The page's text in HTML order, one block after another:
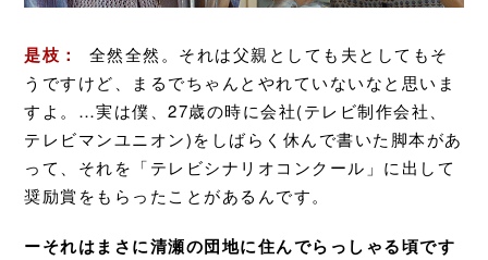
是枝：
全然全然。それは父親としても夫としてもそ
うですけど、まるでちゃんとやれていないなと思いま
すよ。…実は僕、27歳の時に会社(テレビ制作会社、
テレビマンユニオン)をしばらく休んで書いた脚本があ
って、それを「テレビシナリオコンクール」に出して
奨励賞をもらったことがあるんです。
ーそれはまさに清瀬の団地に住んでらっしゃる頃です